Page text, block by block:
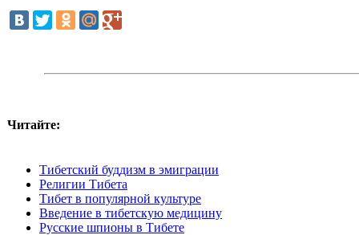
Читайте:
Тибетский буддизм в эмиграции
Религии Тибета
Тибет в популярной культуре
Введение в тибетскую медицину
Русские шпионы в Тибете